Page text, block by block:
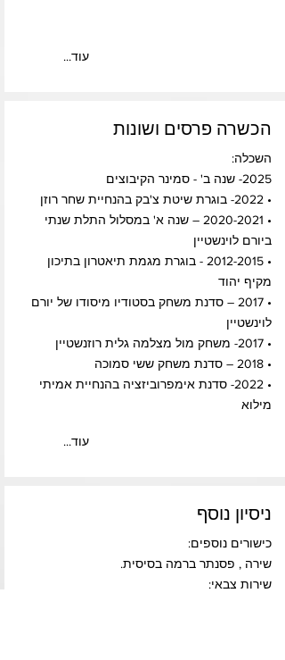
...עוד
הכשרה פרסים ושונות
השכלה:
2025- שנה ב' - סמינר הקיבוצים
• 2022- בוגרת שיטת צ'בק בהנחיית שחר רוזן
•
– שנה א' במסלול התלת שנתי
ביורם לוינשטיין
•
- בוגרת מגמת תיאטרון בתיכון
מקיף יהוד
• 2017 – סדנת משחק בסטודיו מיסודו של יורם
לוינשטיין
• 2017- משחק מול מצלמה גלית רוזנשטיין
• 2018 – סדנת משחק ששי סמוכה
• 2022- סדנת אימפרוביזציה בהנחיית אמיתי
מילוא
...עוד
ניסיון נוסף
כישורים נוספים:
שירה , פסנתר ברמה בסיסית.
שירות צבאי: